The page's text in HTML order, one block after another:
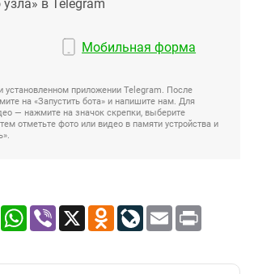
в Telegram
Мобильная форма
установленном приложении Telegram. После
на «Запустить бота» и напишите нам. Для
— нажмите на значок скрепки, выберите
отметьте фото или видео в памяти устройства и
WhatsApp
Viber X Odnoklassniki
LiveJournal
Email Print